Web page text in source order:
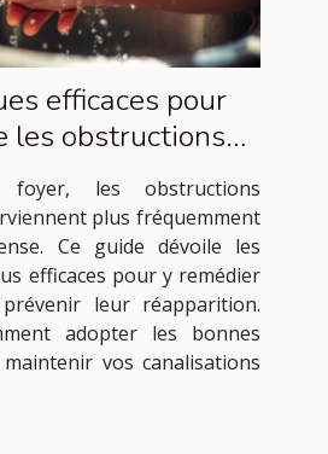
efficaces pour
les obstructions
courantes
foyer, les obstructions
plus fréquemment
Ce guide dévoile les
efficaces pour y remédier
leur réapparition.
adopter les bonnes
vos canalisations